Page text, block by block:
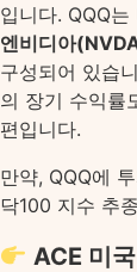
입니다. QQQ
엔비디아
구성되어 있습
의 장기 수익률
편입니다.
만약, QQQ에
닥100 지수 추
ACE 미